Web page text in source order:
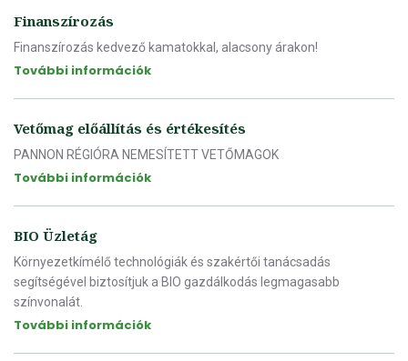
Finanszírozás
Finanszírozás kedvező kamatokkal, alacsony árakon!
További információk
Vetőmag előállítás és értékesítés
PANNON RÉGIÓRA NEMESÍTETT VETŐMAGOK
További információk
BIO Üzletág
Környezetkímélő technológiák és szakértői tanácsadás
segítségével biztosítjuk a BIO gazdálkodás legmagasabb
színvonalát.
További információk